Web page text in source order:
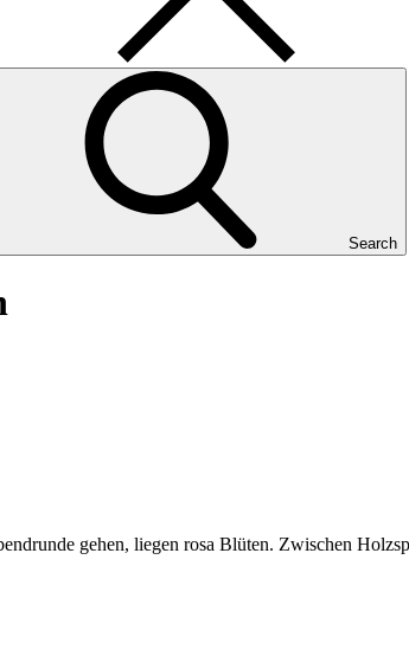
Search
gehen, liegen rosa Blüten. Zwischen